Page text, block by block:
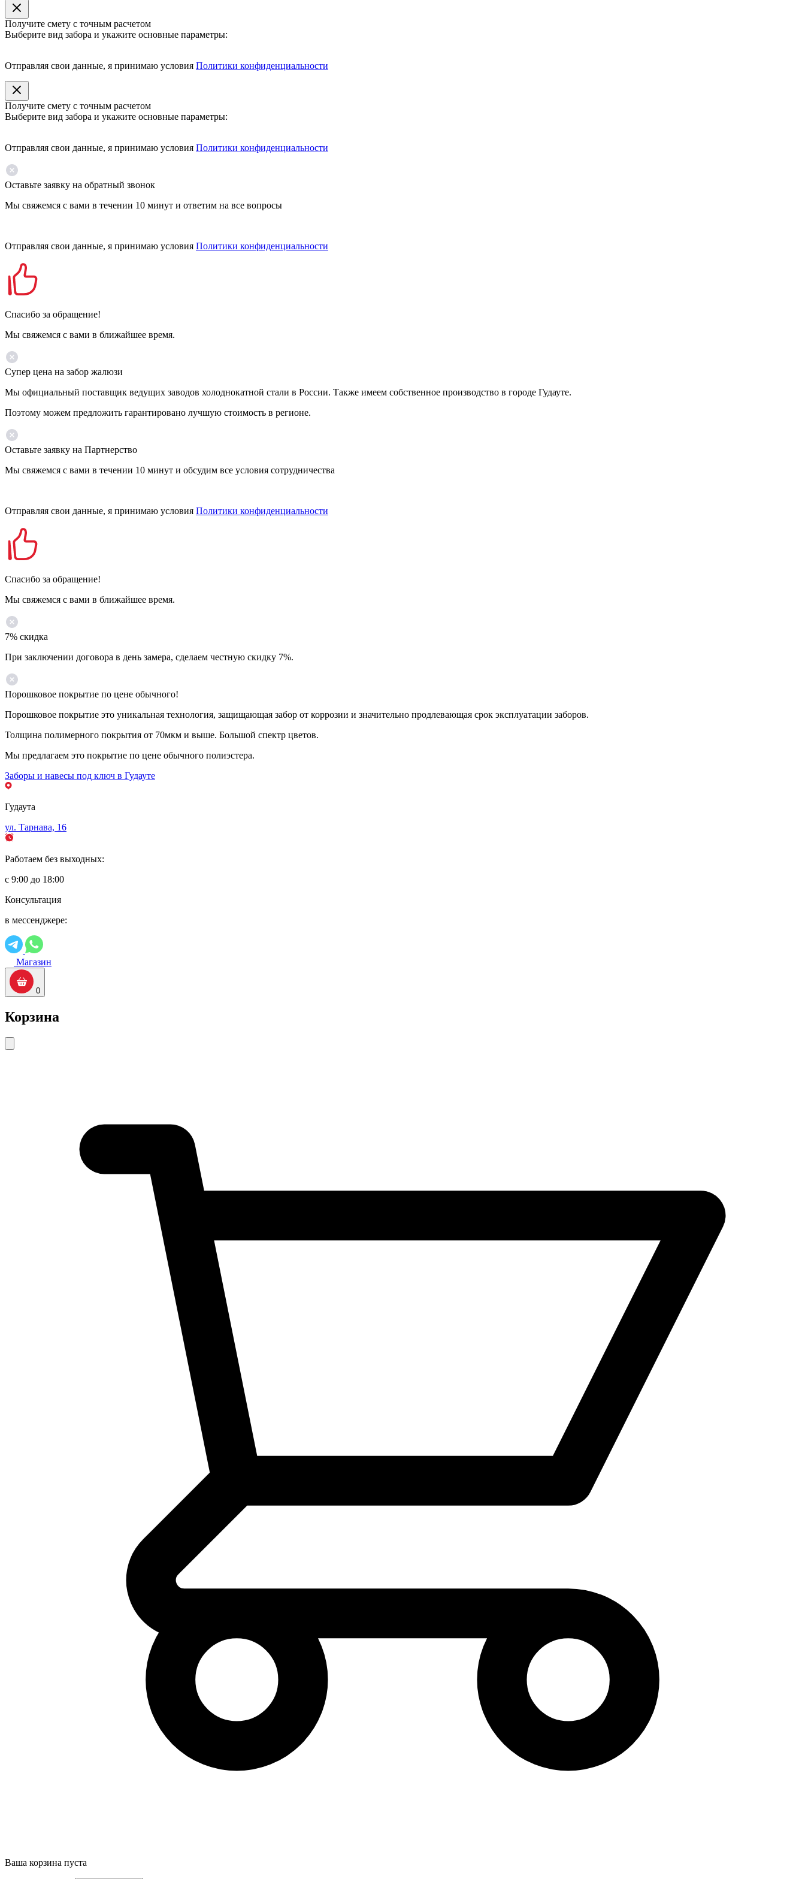
Получите смету с точным расчетом
Выберите вид забора и укажите основные параметры:
Отправляя свои данные, я принимаю условия Политики конфиденциальности
Получите смету с точным расчетом
Выберите вид забора и укажите основные параметры:
Отправляя свои данные, я принимаю условия Политики конфиденциальности
Оставьте заявку на обратный звонок
Мы свяжемся с вами в течении 10 минут и ответим на все вопросы
Отправляя свои данные, я принимаю условия Политики конфиденциальности
Спасибо за обращение!
Мы свяжемся с вами в ближайшее время.
Супер цена на забор жалюзи
Мы официальный поставщик ведущих заводов холоднокатной стали в России. Также имеем собственное производство в городе Гудауте.
Поэтому можем предложить гарантировано лучшую стоимость в регионе.
Оставьте заявку на Партнерство
Мы свяжемся с вами в течении 10 минут и обсудим все условия сотрудничества
Отправляя свои данные, я принимаю условия Политики конфиденциальности
Спасибо за обращение!
Мы свяжемся с вами в ближайшее время.
7% скидка
При заключении договора в день замера, сделаем честную скидку 7%.
Порошковое покрытие по цене обычного!
Порошковое покрытие это уникальная технология, защищающая забор от коррозии и значительно продлевающая срок эксплуатации заборов.
Толщина полимерного покрытия от 70мкм и выше. Большой спектр цветов.
Мы предлагаем это покрытие по цене обычного полиэстера.
Заборы и навесы под ключ в Гудауте
Гудаута
ул. Тарнава, 16
Работаем без выходных:
с 9:00 до 18:00
Консультация
в мессенджере:
Магазин
0
Корзина
Ваша корзина пуста